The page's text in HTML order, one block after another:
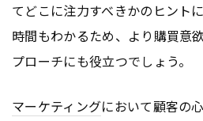
てどこに注力すべきかのヒント
時間もわかるため、より購買意
プローチにも役立つでしょう。
マーケティングにおいて顧客の